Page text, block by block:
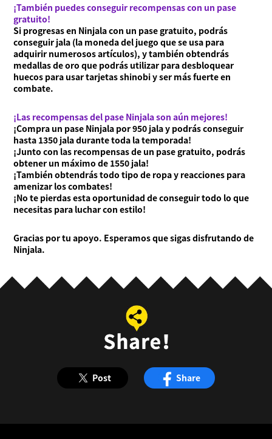
¡También puedes conseguir recompensas con un pase
gratuito!
Si progresas en Ninjala con un pase gratuito, podrás
conseguir jala (la moneda del juego que se usa para
adquirir numerosos artículos), y también obtendrás
medallas de oro que podrás utilizar para desbloquear
huecos para usar tarjetas shinobi y ser más fuerte en
combate.
¡Las recompensas del pase Ninjala son aún mejores!
¡Compra un pase Ninjala por 950 jala y podrás conseguir
hasta 1350 jala durante toda la temporada!
¡Junto con las recompensas de un pase gratuito, podrás
obtener un máximo de 1550 jala!
¡También obtendrás todo tipo de ropa y reacciones para
amenizar los combates!
¡No te pierdas esta oportunidad de conseguir todo lo que
necesitas para luchar con estilo!
Gracias por tu apoyo. Esperamos que sigas disfrutando de
Ninjala.
Post Share